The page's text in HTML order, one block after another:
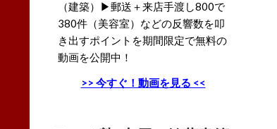
（建築）▶郵送＋来店手渡し800で
380件（美容室）などの反響数を叩
き出すポイントを期間限定で無料の
動画を公開中！
>> 今すぐ！動画を見る <<